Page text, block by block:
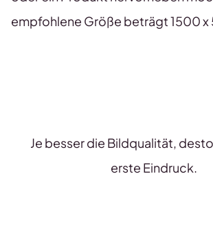
empfohlene Größe beträgt 1500 x
Je besser die Bildqualität,
erste Eindruck.